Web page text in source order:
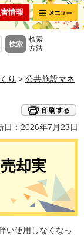
情報 メニュー
検索
方法
り > 公共施設マネ
日：2026年7月23日
却実
い使用しなくなっ